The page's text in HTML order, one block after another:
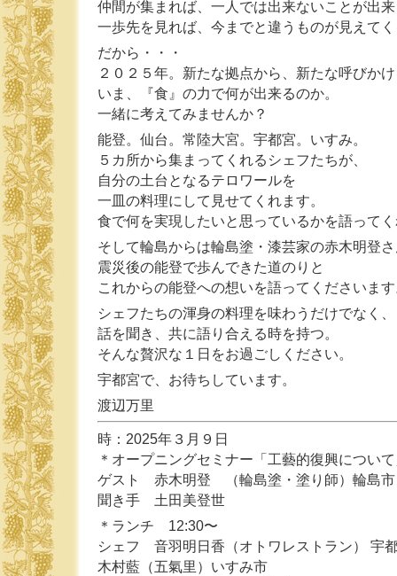
仲間が集まれば、一人では出来ないことが出
一歩先を見れば、今までと違うものが見えて
だから・・・
２０２５年。新たな拠点から、新たな呼びか
いま、『食』の力で何が出来るのか。
一緒に考えてみませんか？
能登。仙台。常陸大宮。宇都宮。いすみ。
５カ所から集まってくれるシェフたちが、
自分の土台となるテロワールを
一皿の料理にして見せてくれます。
食で何を実現したいと思っているかを語って
そして輪島からは輪島塗・漆芸家の赤木明登
震災後の能登で歩んできた道のりと
これからの能登への想いを語ってくださいま
シェフたちの渾身の料理を味わうだけでなく、
話を聞き、共に語り合える時を持つ。
そんな贅沢な１日をお過ごしください。
宇都宮で、お待ちしています。
渡辺万里
時：2025年３月９日
＊オープニングセミナー「工藝的復興につい
ゲスト 赤木明登 （輪島塗・塗り師）輪島市
聞き手 土田美登世
＊ランチ 12:30〜
シェフ 音羽明日香（オトワレストラン） 宇
木村藍（五氣里）いすみ市